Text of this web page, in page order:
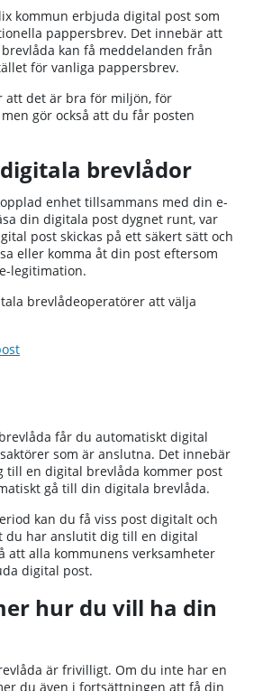
kommun erbjuda digital post som
pappersbrev. Det innebär att
kan få meddelanden från
för vanliga pappersbrev.
att det är bra för miljön, för
gör också att du får posten
brevlådor
enhet tillsammans med din e-
din digitala post dygnet runt, var
post skickas på ett säkert sätt och
eller komma åt din post eftersom
legitimation.
brevlådeoperatörer att välja
får du automatiskt digital
som är anslutna. Det innebär
till en digital brevlåda kommer post
gå till din digitala brevlåda.
kan du få viss post digitalt och
du har anslutit dig till en digital
att alla kommunens verksamheter
digital post.
hur du vill ha din
är frivilligt. Om du inte har en
du även i fortsättningen att få din